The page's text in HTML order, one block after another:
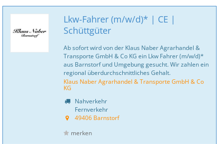
Lkw-Fahrer (m/w/d)* | CE |
Schüttgüter
Ab sofort wird von der Klaus Naber Agrarhandel &
Transporte GmbH & Co KG ein Lkw Fahrer (m/w/d)*
aus Barnstorf und Umgebung gesucht. Wir zahlen ein
regional überdurchschnittliches Gehalt.
Klaus Naber Agrarhandel & Transporte GmbH & Co
KG
Nahverkehr
Fernverkehr
49406 Barnstorf
merken